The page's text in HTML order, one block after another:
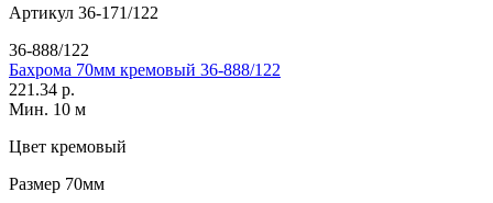
Артикул 36-171/122
36-888/122
Бахрома 70мм кремовый 36-888/122
221.34 р.
Мин. 10 м
Цвет кремовый
Размер 70мм